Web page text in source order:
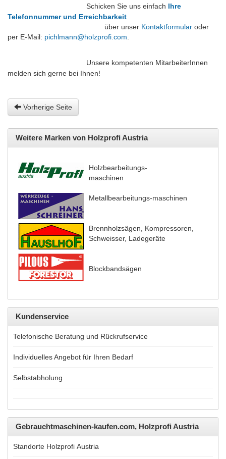
Schicken Sie uns einfach Ihre
Telefonnummer und Erreichbarkeit
über unser Kontaktformular oder
per E-Mail: pichlmann@holzprofi.com
Unsere kompetenten MitarbeiterInnen
melden sich gerne bei Ihnen!
Vorherige Seite
Weitere Marken von Holzprofi Austria
Holzbearbeitungs-
maschinen
Metallbearbeitungs-maschinen
Brennholzsägen, Kompressoren,
Schweisser, Ladegeräte
Blockbandsägen
Kundenservice
Telefonische Beratung und Rückrufservice
Individuelles Angebot für Ihren Bedarf
Selbstabholung
Gebrauchtmaschinen-kaufen.com, Holzprofi Austria
Standorte Holzprofi Austria